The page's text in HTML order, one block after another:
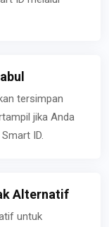
tersimpan
jika Anda
ID.
Alternatif
untuk